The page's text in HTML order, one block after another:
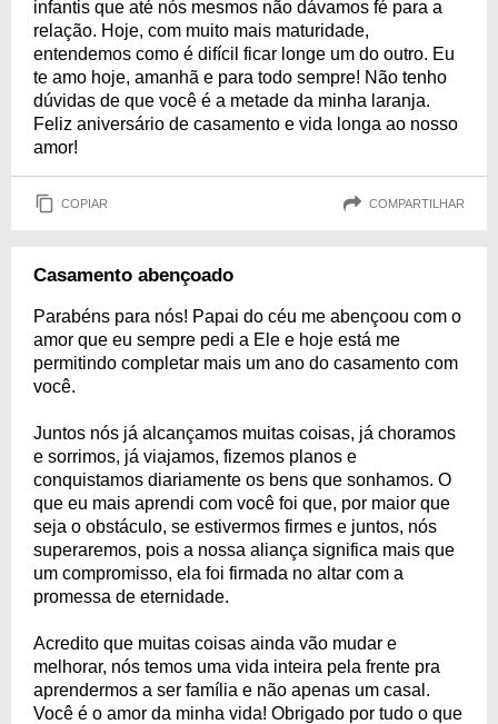
infantis que até nós mesmos não dávamos fé para a
relação. Hoje, com muito mais maturidade,
entendemos como é difícil ficar longe um do outro. Eu
te amo hoje, amanhã e para todo sempre! Não tenho
dúvidas de que você é a metade da minha laranja.
Feliz aniversário de casamento e vida longa ao nosso
amor!
COPIAR COMPARTILHAR
Casamento abençoado
Parabéns para nós! Papai do céu me abençoou com o
amor que eu sempre pedi a Ele e hoje está me
permitindo completar mais um ano do casamento com
você.
Juntos nós já alcançamos muitas coisas, já choramos
e sorrimos, já viajamos, fizemos planos e
conquistamos diariamente os bens que sonhamos. O
que eu mais aprendi com você foi que, por maior que
seja o obstáculo, se estivermos firmes e juntos, nós
superaremos, pois a nossa aliança significa mais que
um compromisso, ela foi firmada no altar com a
promessa de eternidade.
Acredito que muitas coisas ainda vão mudar e
melhorar, nós temos uma vida inteira pela frente pra
aprendermos a ser família e não apenas um casal.
Você é o amor da minha vida! Obrigado por tudo o que